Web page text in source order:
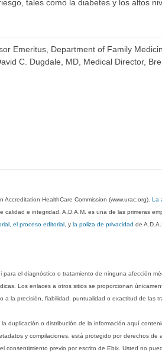
tales como la diabetes y los altos
Emeritus, Department of Family
C. Dugdale, MD, Medical Director,
Accreditation HealthCare Commission (www.urac.org).La
e integridad. A.D.A.M. es una de las primeras
el proceso editorial , yla poliza de privacidad de
el diagnóstico o tratamiento de ninguna afección
Los enlaces a otros sitios se proporcionan
la precisión, fiabilidad, puntualidad o exactitud de las
duplicación o distribución de la información aquí
y compilaciones, está protegido por derechos de
previo por escrito de Ebix. Usted no